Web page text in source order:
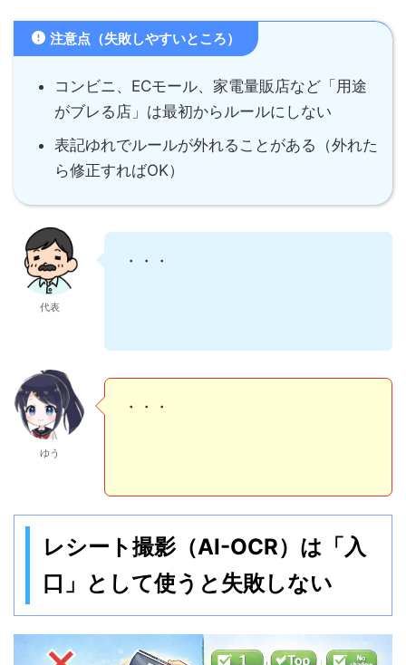
コンビニ、ECモール、家電量販店など「用途
がブレる店」は最初からルールにしない
表記ゆれでルールが外れることがある（外れた
ら修正すればOK）
代表
・・・
ゆう
・・・
レシート撮影（AI-OCR）は「入
口」として使うと失敗しない